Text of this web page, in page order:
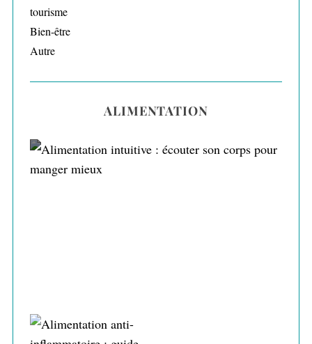
tourisme
Bien-être
Autre
ALIMENTATION